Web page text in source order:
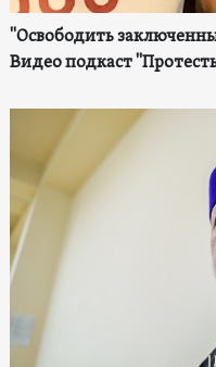
"Освободить
Видео подкаст